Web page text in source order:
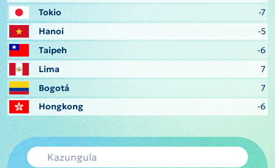
Tokio
-7
Hanoi
-5
Taipeh
-6
Lima
7
Bogotá
7
Hongkong
-6